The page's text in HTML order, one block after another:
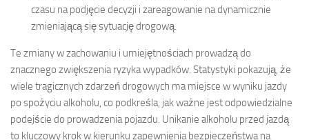
czasu na podjęcie decyzji i zareagowanie na dynamicznie
zmieniającą się sytuację drogową.
Te zmiany w zachowaniu i umiejętnościach prowadzą do
znacznego zwiększenia ryzyka wypadków. Statystyki pokazują, że
wiele tragicznych zdarzeń drogowych ma miejsce w wyniku jazdy
po spożyciu alkoholu, co podkreśla, jak ważne jest odpowiedzialne
podejście do prowadzenia pojazdu. Unikanie alkoholu przed jazdą
to kluczowy krok w kierunku zapewnienia bezpieczeństwa na